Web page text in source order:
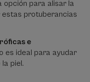
opción para alisar la
estas protuberancias
e
es ideal para ayudar
piel.